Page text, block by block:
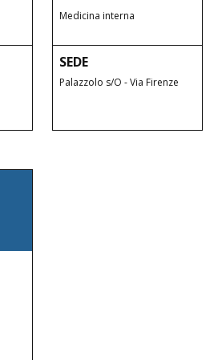
Medicina interna
SEDE
Palazzolo s/O - Via Firenze